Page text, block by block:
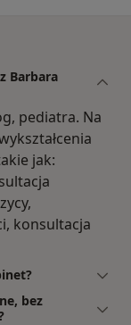
Barbara
pediatra. Na
jak:
konsultacja
bez